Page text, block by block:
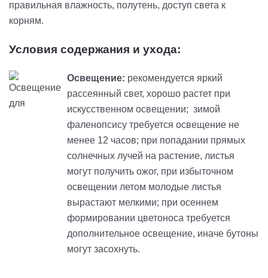
правильная влажность, полутень, доступ света к
корням.
Условия содержания и ухода:
Освещение: рекомендуется яркий
рассеянный свет, хорошо растет при
искусственном освещении; зимой
фаленопсису требуется освещение не
менее 12 часов; при попадании прямых
солнечных лучей на растение, листья
могут получить ожог, при избыточном
освещении летом молодые листья
вырастают мелкими; при осеннем
формировании цветоноса требуется
дополнительное освещение, иначе бутоны
могут засохнуть.